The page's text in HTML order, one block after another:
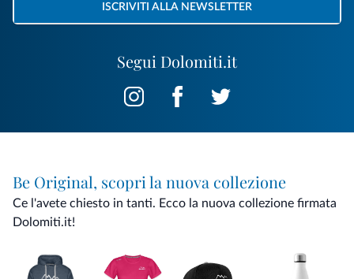
Segui Dolomiti.it
ISCRIVITI ALLA NEWSLETTER
Be Original, scopri la nuova collezione
Ce l'avete chiesto in tanti. Ecco la nuova collezione firmata
Dolomiti.it!